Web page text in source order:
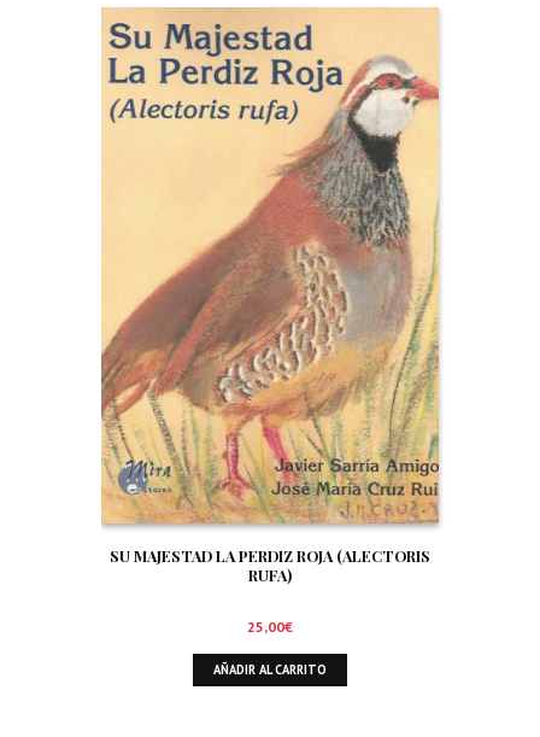
SU MAJESTAD LA PERDIZ ROJA (ALECTORIS
RUFA)
25,00€
AÑADIR AL CARRITO